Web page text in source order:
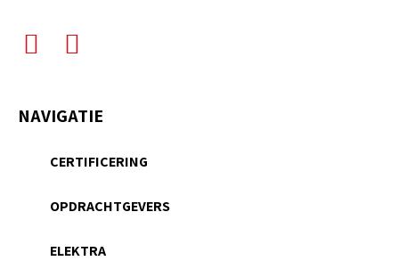
NAVIGATIE
CERTIFICERING
OPDRACHTGEVERS
ELEKTRA